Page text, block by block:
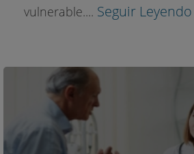
vulnerable.... Seguir Leyendo